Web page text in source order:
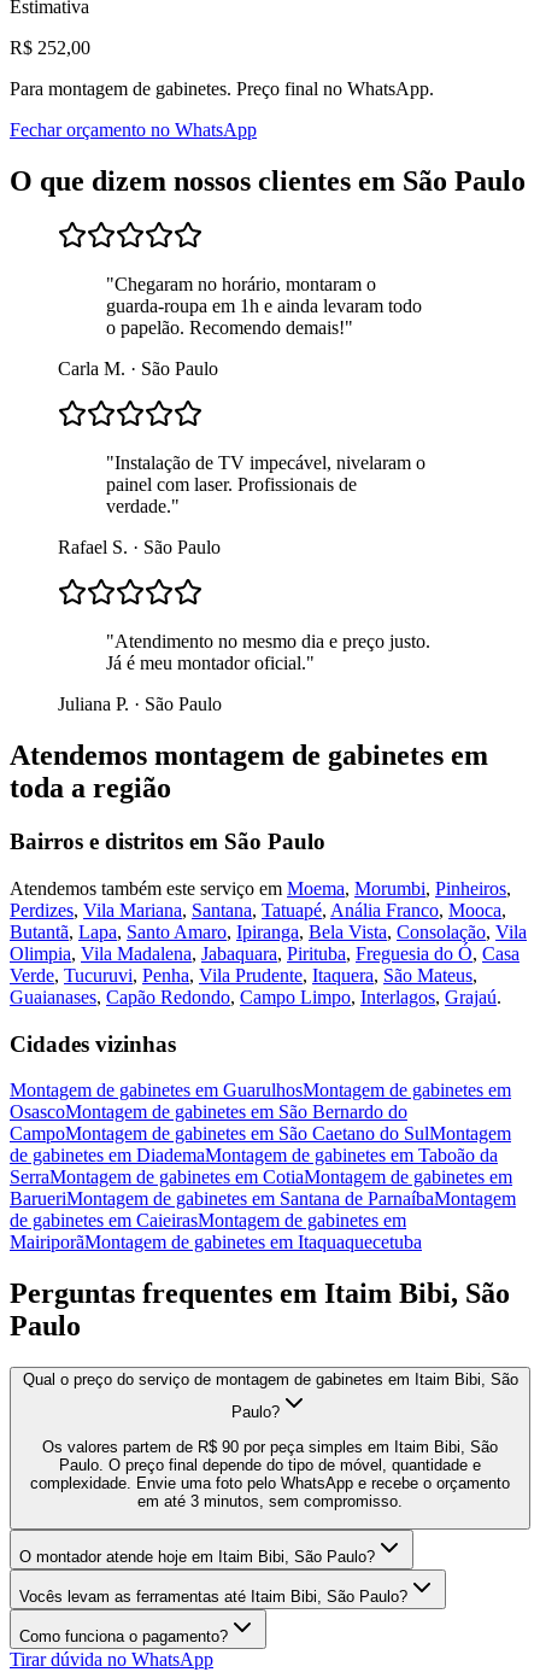
Estimativa
R$ 252,00
Para montagem de gabinetes. Preço final no WhatsApp.
Fechar orçamento no WhatsApp
O que dizem nossos clientes em São Paulo
"Chegaram no horário, montaram o
guarda-roupa em 1h e ainda levaram todo
o papelão. Recomendo demais!"
Carla M. · São Paulo
"Instalação de TV impecável, nivelaram o
painel com laser. Profissionais de
verdade."
Rafael S. · São Paulo
"Atendimento no mesmo dia e preço justo.
Já é meu montador oficial."
Juliana P. · São Paulo
Atendemos montagem de gabinetes em
toda a região
Bairros e distritos em São Paulo
Atendemos também este serviço em Moema, Morumbi, Pinheiros,
Perdizes, Vila Mariana, Santana, Tatuapé, Anália Franco, Mooca,
Butantã, Lapa, Santo Amaro, Ipiranga, Bela Vista, Consolação, Vila
Olimpia, Vila Madalena, Jabaquara, Pirituba, Freguesia do Ó, Casa
Verde, Tucuruvi, Penha, Vila Prudente, Itaquera, São Mateus,
Guaianases, Capão Redondo, Campo Limpo, Interlagos, Grajaú.
Cidades vizinhas
Montagem de gabinetes em GuarulhosMontagem de gabinetes em
OsascoMontagem de gabinetes em São Bernardo do
CampoMontagem de gabinetes em São Caetano do SulMontagem
de gabinetes em DiademaMontagem de gabinetes em Taboão da
SerraMontagem de gabinetes em CotiaMontagem de gabinetes em
BarueriMontagem de gabinetes em Santana de ParnaíbaMontagem
de gabinetes em CaieirasMontagem de gabinetes em
MairiporãMontagem de gabinetes em Itaquaquecetuba
Perguntas frequentes em Itaim Bibi, São
Paulo
Qual o preço do serviço de montagem de gabinetes em Itaim Bibi, São
Paulo?
Os valores partem de R$ 90 por peça simples em Itaim Bibi, São
Paulo. O preço final depende do tipo de móvel, quantidade e
complexidade. Envie uma foto pelo WhatsApp e recebe o orçamento
em até 3 minutos, sem compromisso.
O montador atende hoje em Itaim Bibi, São Paulo?
Vocês levam as ferramentas até Itaim Bibi, São Paulo?
Como funciona o pagamento?
Tirar dúvida no WhatsApp